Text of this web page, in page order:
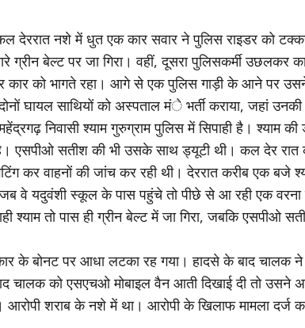
देररात नशे में धुत एक कार सवार ने पुलिस राइडर को
बेल्ट पर जा गिरा। वहीं, दूसरा पुलिसकर्मी उछलकर
को भागते रहा। आगे से एक पुलिस गाड़ी के आने पर
घायल साथियों को अस्पताल मंे भर्ती कराया, जहां उनकी
निवासी श्याम गुरुग्राम पुलिस में सिपाही है। श्याम
एसपीओ सतीश की भी उसके साथ ड्यूटी थी। कल देर
कर वाहनों की जांच कर रही थी। देररात करीब एक बजे
वे यदुवंशी स्कूल के पास पहुंचे तो पीछे से आ रही एक वरना
श्याम तो पास ही ग्रीन बेल्ट में जा गिरा, जबकि एसपीओ
के बोनट पर आधा लटका रह गया। हादसे के बाद चालक
चालक को एसएचओ मोबाइल वैन आती दिखाई दी तो उसने
शराब के नशे में था। आरोपी के खिलाफ मामला दर्ज